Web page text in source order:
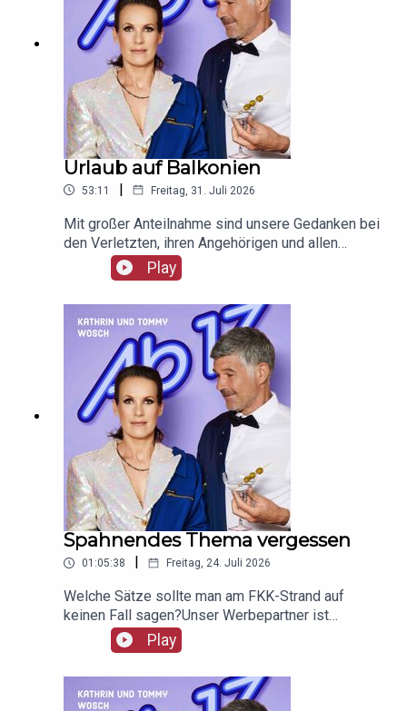
Urlaub auf Balkonien
53:11 | Freitag, 31. Juli 2026
Mit großer Anteilnahme sind unsere Gedanken bei
den Verletzten, ihren Angehörigen und allen
Betroffenen des Anschlags auf den CSD.
Play
Spahnendes Thema vergessen
01:05:38 | Freitag, 24. Juli 2026
Welche Sätze sollte man am FKK-Strand auf
keinen Fall sagen?Unser Werbepartner ist
Giesswein, mit dem Code Ab17 bekommt ihr 20%,
klickt einfach hier:
https://serv.linkster.co/r/1qdkaSnEW5
Play